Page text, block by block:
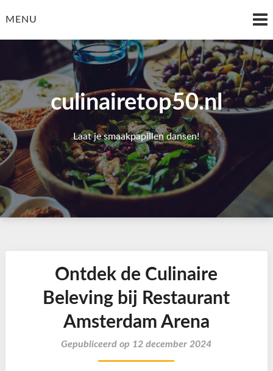
toMENU
culinairetop50.nl
Laat je smaakpapillen dansen!
Ontdek de Culinaire
Beleving bij Restaurant
Amsterdam Arena
Gepubliceerd op 12 december 2024